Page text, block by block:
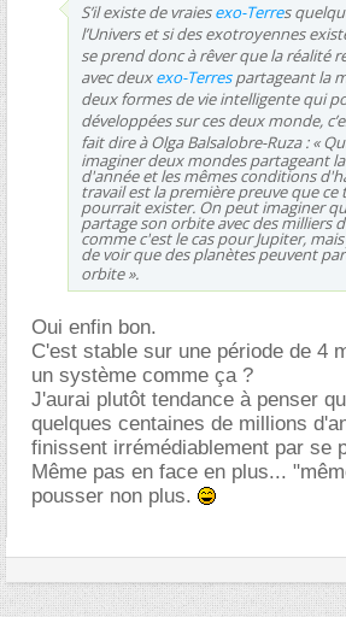
S’il existe de vraiesexo-Terres
l’Univers et si des exotroyennes
se prend donc à rêver que la réalité
avec deuxexo-Terrespartageant la
deux formes de vie intelligente qui
développées sur ces deux monde,
fait dire à Olga Balsalobre-Ruza : «
imaginer deux mondes partageant
d'année et les mêmes conditions
travail est la première preuve que
pourrait exister. On peut imaginer
partage son orbite avec des milliers
comme c'est le cas pour Jupiter,
de voir que des planètes peuvent
orbite».
Oui enfin bon.
C'est stable sur une période de 4
un système comme ça ?
J'aurai plutôt tendance à penser
quelques centaines de millions
finissent irrémédiablement par se
Même pas en face en plus...
pousser non plus.